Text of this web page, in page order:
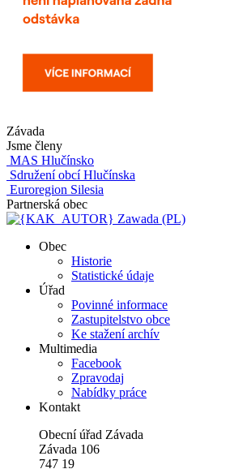
Závada
Jsme členy
MAS Hlučínsko
Sdružení obcí Hlučínska
Euroregion Silesia
Partnerská obec
Zawada (PL)
Obec
Historie
Statistické údaje
Úřad
Povinné informace
Zastupitelstvo obce
Ke stažení archív
Multimedia
Facebook
Zpravodaj
Nabídky práce
Kontakt
Obecní úřad Závada
Závada 106
747 19